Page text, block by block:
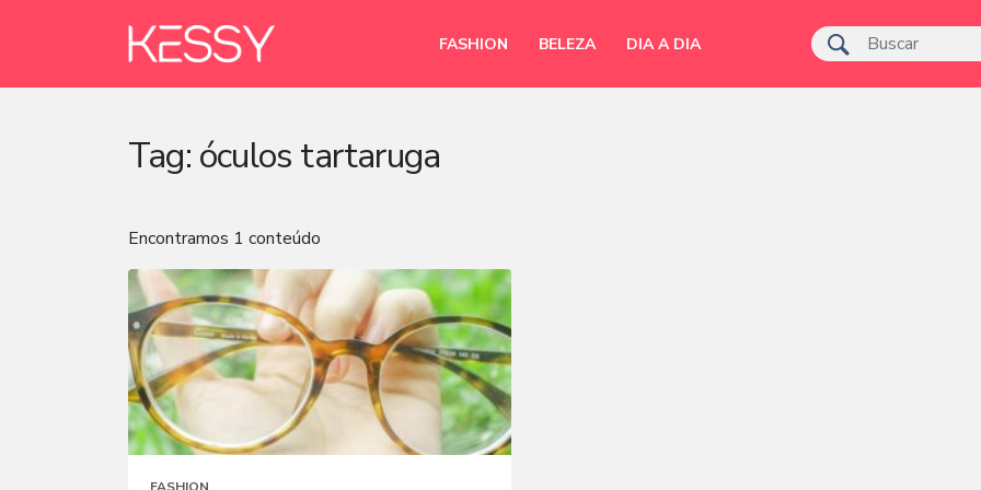
FASHION BELEZA DIA A DIA
Tag: óculos tartaruga
Encontramos 1 conteúdo